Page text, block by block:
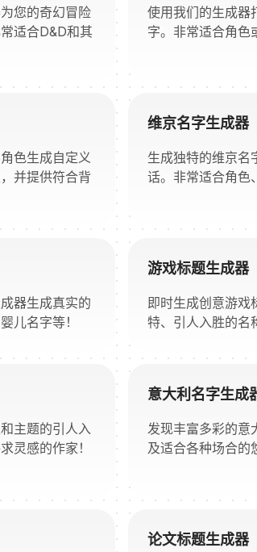
您的奇幻冒险
适合D&D和其
使用我们的生成器
字。非常适合角色
色生成自定义
并提供符合背
维京名字生成器
生成独特的维京名
话。非常适合角色
器生成真实的
儿名字等！
游戏标题生成器
即时生成创意游戏
特、引人入胜的名
主题的引人入
灵感的作家！
意大利名字生成
发现丰富多彩的意
及适合各种场合的
论文标题生成器